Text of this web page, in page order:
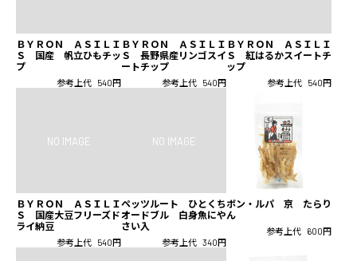
ＢＹＲＯＮ ＡＳＩＬＩ
Ｓ 国産 帆立ひもチッ
プ
参考上代 540円
ＢＹＲＯＮ ＡＳＩＬＩ
Ｓ 長野県産リンゴスイ
ートチップ
参考上代 540円
ＢＹＲＯＮ ＡＳＩＬＩ
Ｓ 紅はるかスイートチ
ップ
参考上代 540円
ＢＹＲＯＮ ＡＳＩＬＩ
Ｓ 国産大豆フリーズド
ライ納豆
参考上代 540円
ペッツルート ひとくち
オードブル 白身魚にや
さい入
参考上代 340円
ボン・ルパ 京 たらり
ん
参考上代 600円